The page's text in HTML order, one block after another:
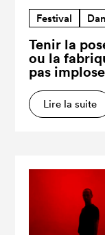
Festival
Tenir la
ou la
pas
Lire la suite